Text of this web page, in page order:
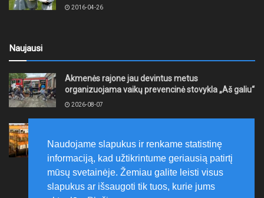
2016-04-26
Naujausi
Akmenės rajone jau devintus metus
organizuojama vaikų prevencinė stovykla „Aš galiu“
2026-08-07
smulkiojo ir vidutinio verslo subjektų kūrimąsi
2026-08-07
Naudojame slapukus ir renkame statistinę
informaciją, kad užtikrintume geriausią patirtį
mūsų svetainėje. Žemiau galite leisti visus
slapukus ar išsaugoti tik tuos, kurie jums